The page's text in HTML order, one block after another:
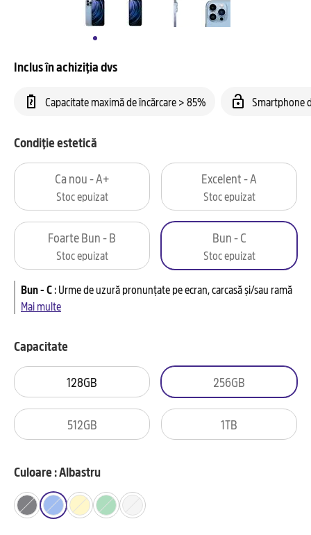
Inclus în achiziția dvs
Capacitate maximă de încărcare > 85% Smartphone
Condiție estetică
Ca nou - A+
Stoc epuizat
Excelent - A
Stoc epuizat
Foarte Bun - B
Stoc epuizat
Bun - C
Stoc epuizat
Bun - C:Urme de uzură pronunțate pe ecran, carcasă și/sau ramă
Mai multe
Capacitate
128GB 256GB
512GB 1TB
Culoare : Albastru